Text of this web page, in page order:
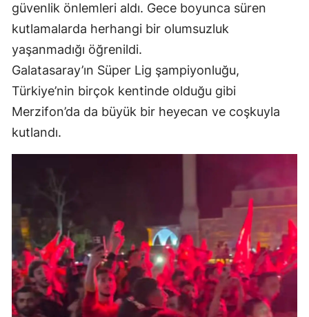
güvenlik önlemleri aldı. Gece boyunca süren
kutlamalarda herhangi bir olumsuzluk
yaşanmadığı öğrenildi.
Galatasaray’ın Süper Lig şampiyonluğu,
Türkiye’nin birçok kentinde olduğu gibi
Merzifon’da da büyük bir heyecan ve coşkuyla
kutlandı.